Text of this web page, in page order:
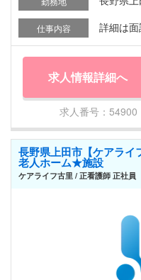
仕事内容 詳細は面
求人情報詳細へ
求人番号：
長野県上田市【ケアライ
老人ホーム★施設
ケアライフ古里 / 正看護師 正社員